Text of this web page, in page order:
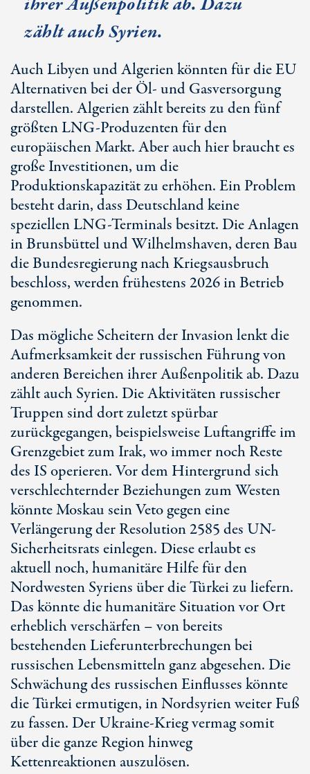
zählt auch Syrien.
Auch Libyen und Algerien könnten für die EU
Alternativen bei der Öl- und Gasversorgung
darstellen. Algerien zählt bereits zu den fünf
größten LNG-Produzenten für den
europäischen Markt. Aber auch hier braucht es
große Investitionen, um die
Produktionskapazität zu erhöhen. Ein Problem
besteht darin, dass Deutschland keine
speziellen LNG-Terminals besitzt. Die Anlagen
in Brunsbüttel und Wilhelmshaven, deren Bau
die Bundesregierung nach Kriegsausbruch
beschloss, werden frühestens 2026 in Betrieb
genommen.
Das mögliche Scheitern der Invasion lenkt die
Aufmerksamkeit der russischen Führung von
anderen Bereichen ihrer Außenpolitik ab. Dazu
zählt auch Syrien. Die Aktivitäten russischer
Truppen sind dort zuletzt spürbar
zurückgegangen, beispielsweise Luftangriffe im
Grenzgebiet zum Irak, wo immer noch Reste
des IS operieren. Vor dem Hintergrund sich
verschlechternder Beziehungen zum Westen
könnte Moskau sein Veto gegen eine
Verlängerung der Resolution 2585 des UN-
Sicherheitsrats einlegen. Diese erlaubt es
aktuell noch, humanitäre Hilfe für den
Nordwesten Syriens über die Türkei zu liefern.
Das könnte die humanitäre Situation vor Ort
erheblich verschärfen – von bereits
bestehenden Lieferunterbrechungen bei
russischen Lebensmitteln ganz abgesehen. Die
Schwächung des russischen Einflusses könnte
die Türkei ermutigen, in Nordsyrien weiter Fuß
zu fassen. Der Ukraine-Krieg vermag somit
über die ganze Region hinweg
Kettenreaktionen auszulösen.